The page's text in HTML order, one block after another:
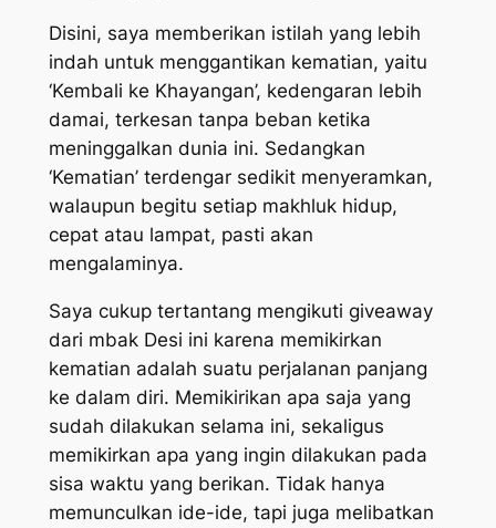
Disini, saya memberikan istilah yang lebih
indah untuk menggantikan kematian, yaitu
‘Kembali ke Khayangan’, kedengaran lebih
damai, terkesan tanpa beban ketika
meninggalkan dunia ini. Sedangkan
‘Kematian’ terdengar sedikit menyeramkan,
walaupun begitu setiap makhluk hidup,
cepat atau lampat, pasti akan
mengalaminya.
Saya cukup tertantang mengikuti giveaway
dari mbak Desi ini karena memikirkan
kematian adalah suatu perjalanan panjang
ke dalam diri. Memikirikan apa saja yang
sudah dilakukan selama ini, sekaligus
memikirkan apa yang ingin dilakukan pada
sisa waktu yang berikan. Tidak hanya
memunculkan ide-ide, tapi juga melibatkan